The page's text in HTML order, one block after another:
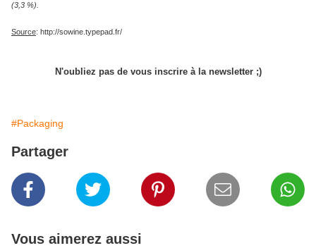
(3,3 %).
Source: http://sowine.typepad.fr/
N'oubliez pas de vous inscrire à la newsletter ;)
#Packaging
Partager
Vous aimerez aussi